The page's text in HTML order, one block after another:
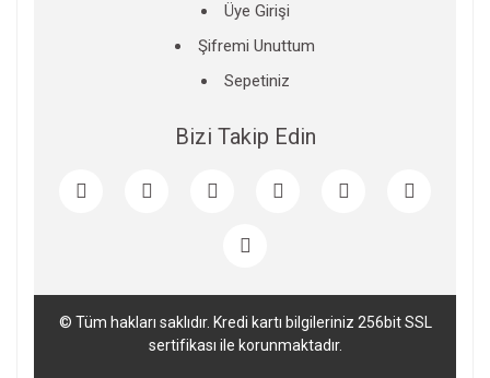
Üye Girişi
Şifremi Unuttum
Sepetiniz
Bizi Takip Edin
© Tüm hakları saklıdır. Kredi kartı bilgileriniz 256bit SSL
sertifikası ile korunmaktadır.